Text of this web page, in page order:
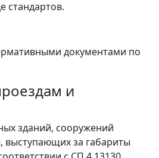
стандартов.
документами по
и
зданий, сооружений
выступающих за габариты